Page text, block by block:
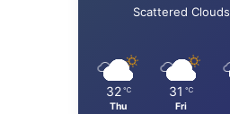
Scattered Clouds
32 ℃
Thu
31 ℃
Fri